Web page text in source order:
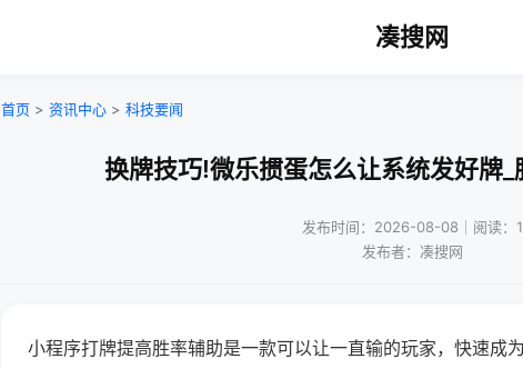
凑搜网
首页 > 资讯中心 > 科技要闻
换牌技巧!微乐掼蛋怎么让系统发好牌
发布时间：2026-08-08｜阅读：1
发布者：凑搜网
小程序打牌提高胜率辅助是一款可以让一直输的玩家，快速成